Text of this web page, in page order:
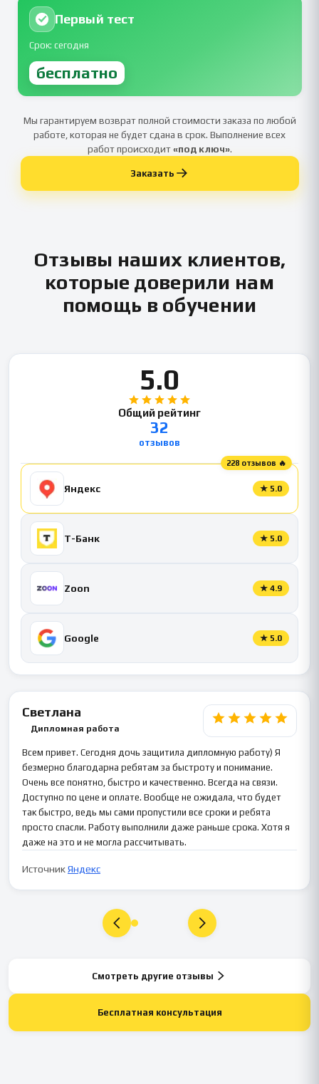
Первый тест
Срок: сегодня
бесплатно
Мы гарантируем возврат полной стоимости заказа по любой
работе, которая не будет сдана в срок. Выполнение всех
работ происходит«под ключ».
Заказать
Отзывы наших клиентов,
которые доверили нам
помощь в обучении
5.0
Общий рейтинг
32
отзывов
228 отзывов 🔥
Яндекс ★ 5.0
Т-Банк ★ 5.0
Zoon ★ 4.9
Google ★ 5.0
Светлана
Дипломная работа
Всем привет. Сегодня дочь защитила дипломную работу) Я
безмерно благодарна ребятам за быстроту и понимание.
Очень все понятно, быстро и качественно. Всегда на связи.
Доступно по цене и оплате. Вообще не ожидала, что будет
так быстро, ведь мы сами пропустили все сроки и ребята
просто спасли. Работу выполнили даже раньше срока. Хотя я
даже на это и не могла рассчитывать.
ИсточникЯндекс
Смотреть другие отзывы
Бесплатная консультация